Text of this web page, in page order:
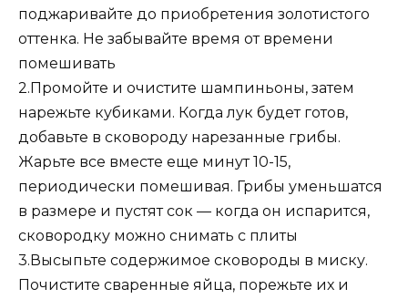
поджаривайте до приобретения золотистого
оттенка. Не забывайте время от времени
помешивать
2.Промойте и очистите шампиньоны, затем
нарежьте кубиками. Когда лук будет готов,
добавьте в сковороду нарезанные грибы.
Жарьте все вместе еще минут 10-15,
периодически помешивая. Грибы уменьшатся
в размере и пустят сок — когда он испарится,
сковородку можно снимать с плиты
3.Высыпьте содержимое сковороды в миску.
Почистите сваренные яйца, порежьте их и